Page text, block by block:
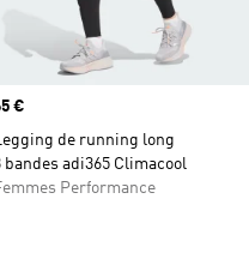
€
de running long
bandes adi365 Climacool
Performance